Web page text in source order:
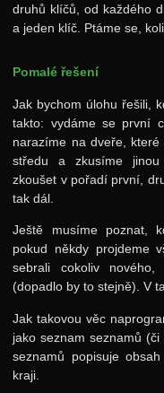
druhů klíčů, od každého
a jeden klíč. Ptáme se,
Pomalé řešení
Jak bychom úlohu řešili,
takto: vydáme se první
narazíme na dveře,
středu a zkusíme jinou
zkoušet v pořadí první,
tak dál.
Ještě musíme poznat,
pokud někdy projdeme
sebrali cokoliv
(dopadlo by to stejně). V
Jak takovou věc
jako seznam seznamů
seznamů popisuje
kraji.